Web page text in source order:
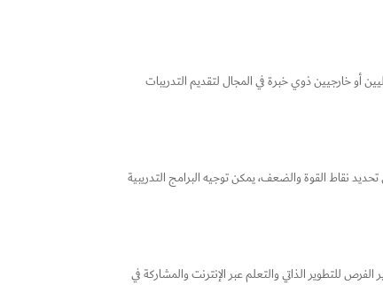
أو خارجيين ذوي خبرة في المجال لتقديم التدريبات
نقاط القوة والضعف، يمكن توجيه البرامج التدريبية
للتطوير الذاتي والتعلم عبر الإنترنت والمشاركة في